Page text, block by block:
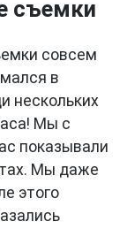
съемки
совсем
в
нескольких
Мы с
показывали
Мы даже
этого